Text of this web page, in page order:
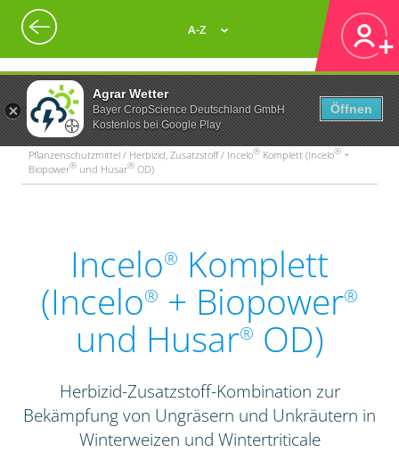
Agrar Wetter
Bayer CropScience Deutschland GmbH
Kostenlos bei Google Play
Öffnen
A-Z
Pflanzenschutzmittel / Herbizid, Zusatzstoff / Incelo® Komplett (Incelo® +
Biopower® und Husar® OD)
Incelo® Komplett
(Incelo® + Biopower®
und Husar® OD)
Herbizid-Zusatzstoff-Kombination zur
Bekämpfung von Ungräsern und Unkräutern in
Winterweizen und Wintertriticale